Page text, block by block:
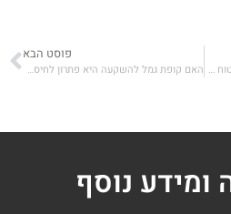
כל פגיעה מפעילות ספורט מכוסה בביטוח תאונות אישיות
פוסט הבא
האם קופת גמל להשקעה היא פתרון לחיסכון פנסיוני?
ומידע נוסף